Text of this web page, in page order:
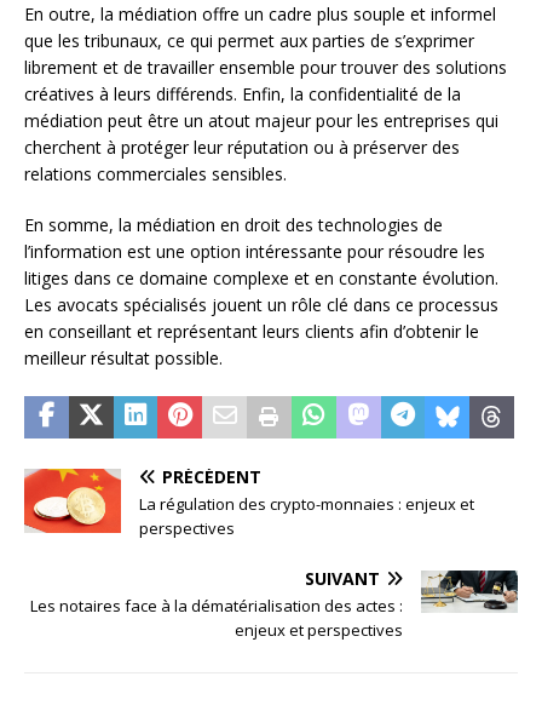
En outre, la médiation offre un cadre plus souple et informel
que les tribunaux, ce qui permet aux parties de s’exprimer
librement et de travailler ensemble pour trouver des solutions
créatives à leurs différends. Enfin, la confidentialité de la
médiation peut être un atout majeur pour les entreprises qui
cherchent à protéger leur réputation ou à préserver des
relations commerciales sensibles.
En somme, la médiation en droit des technologies de
l’information est une option intéressante pour résoudre les
litiges dans ce domaine complexe et en constante évolution.
Les avocats spécialisés jouent un rôle clé dans ce processus
en conseillant et représentant leurs clients afin d’obtenir le
meilleur résultat possible.
PRÉCÉDENT
La régulation des crypto-monnaies : enjeux et
perspectives
SUIVANT
Les notaires face à la dématérialisation des actes :
enjeux et perspectives